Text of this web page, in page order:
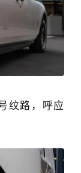
纹路，呼应